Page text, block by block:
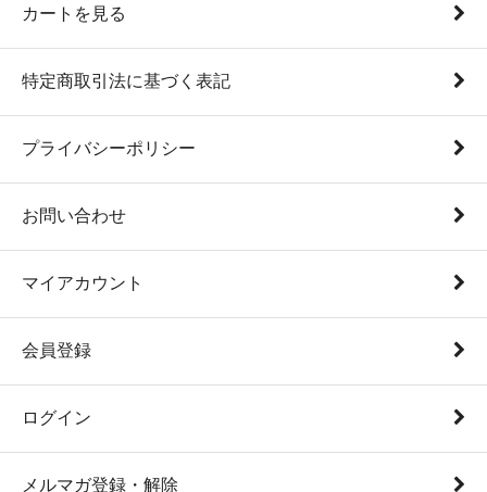
カートを見る
特定商取引法に基づく表記
プライバシーポリシー
お問い合わせ
マイアカウント
会員登録
ログイン
メルマガ登録・解除